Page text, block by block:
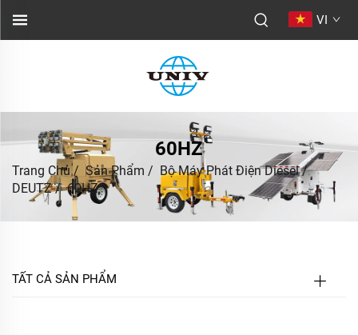
VI
60HZ
Trang Chủ/ Sản Phẩm / Bộ Máy Phát Điện Diesel/
DEUTZ/60HZ
TẤT CẢ SẢN PHẨM